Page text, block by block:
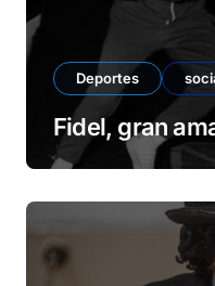
Deportes
Fidel, gran